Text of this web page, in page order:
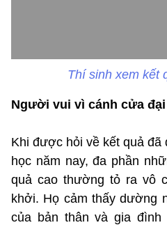
Thí sinh xem kết
Người vui vì cánh cửa
Khi được hỏi về kết quả
học năm nay, đa phần
quả cao thường tỏ ra vô
khởi. Họ cảm thấy dường
của bản thân và gia